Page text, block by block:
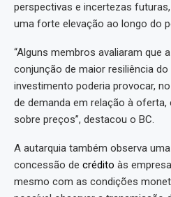
perspectivas e incertezas
uma forte elevação ao longo do
“Alguns membros avaliaram que
conjunção de maior resiliência
investimento poderia provocar,
de demanda em relação à
sobre preços”, destacou o BC.
A autarquia também observa
concessão de crédito às
mesmo com as condições